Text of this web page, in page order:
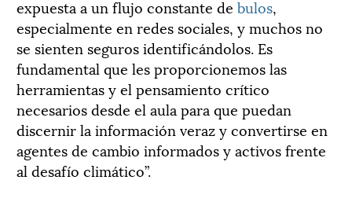
expuesta a un flujo constante de bulos,
especialmente en redes sociales, y muchos no
se sienten seguros identificándolos. Es
fundamental que les proporcionemos las
herramientas y el pensamiento crítico
necesarios desde el aula para que puedan
discernir la información veraz y convertirse en
agentes de cambio informados y activos frente
al desafío climático”.